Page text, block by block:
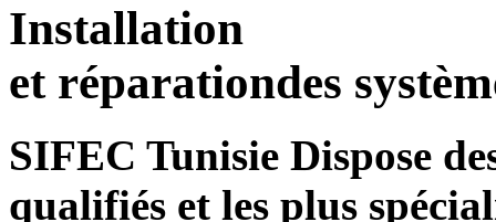
Installation
et réparationdes
SIFEC Tunisie Dispose
qualifiés et les plus